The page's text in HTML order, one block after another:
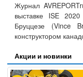
Журнал
выставке ISE
Бруццезе (Vince
конструктором
Акции и новинки